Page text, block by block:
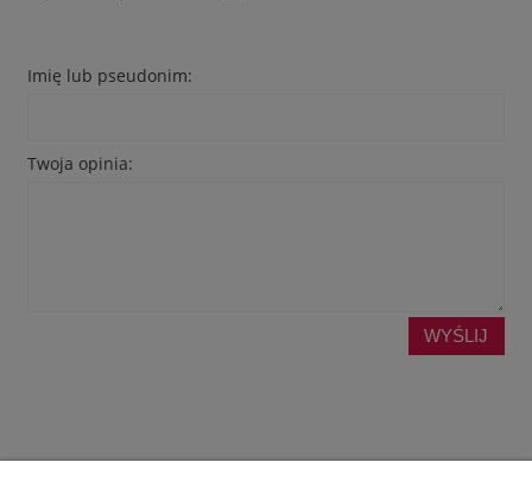
Imię lub pseudonim:
Twoja opinia:
WYŚLIJ